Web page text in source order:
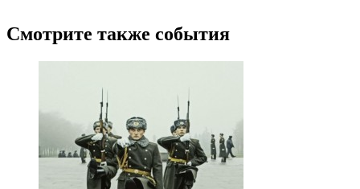
Смотрите также события